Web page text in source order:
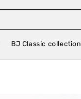
BJ Classic collection